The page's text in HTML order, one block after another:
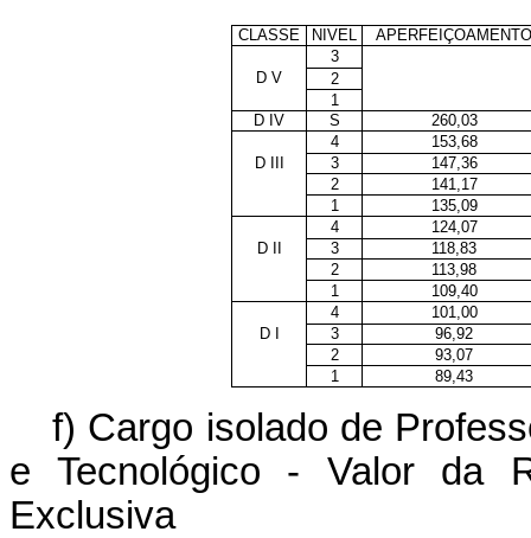
CLASSE NIVEL
APERFEIÇOAMENTO
3
D V
2
1
D IV
S
260,03
4
153,68
D III
3
147,36
2
141,17
1
135,09
4
124,07
D II
3
118,83
2
113,98
1
109,40
4
101,00
D I
3
96,92
2
93,07
1
89,43
f) Cargo isolado de
e Tecnológico - Valor da
Exclusiva